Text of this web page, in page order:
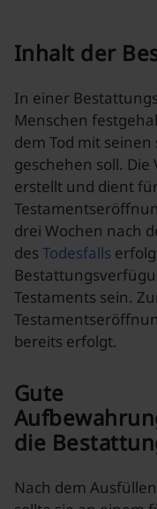
Inhalt der
In einer
Menschen
dem Tod mit
geschehen soll.
erstellt und dient
drei Wochen nach
des Todesfalls
Testaments sein.
bereits erfolgt.
Gute
die
Nach dem